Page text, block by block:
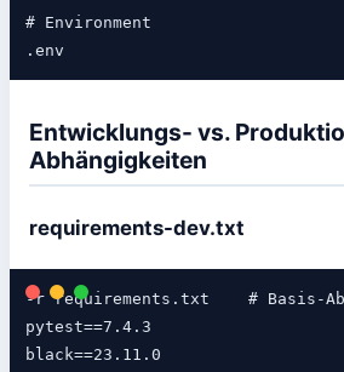
# Environment
Entwicklungs- vs.
Abhängigkeiten
requirements-dev.txt
-r requirements.txt    # Basis-
pytest==7.4.3
black==23.11.0